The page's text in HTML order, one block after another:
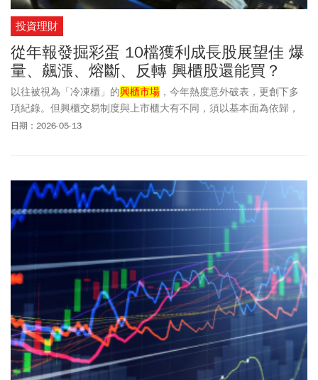
投資理財
從年報發掘彩蛋 10檔獲利成長股展望佳 爆
量、飆漲、熔斷、反轉 興櫃股還能買？
以往被視為「冷凍櫃」的興櫃市場 ，今年熱度意外破表，更創下多
項紀錄。但興櫃交易制度與上市櫃大有不同，須以基本面為依歸，
中長期持有，才是致勝之道。
日期：2026-05-13